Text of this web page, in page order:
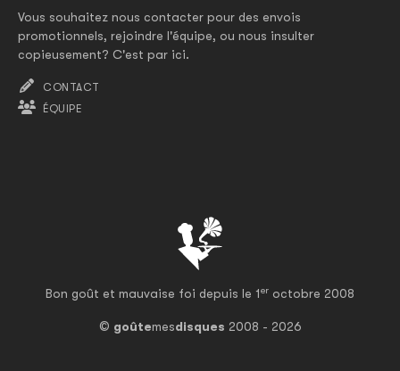
Bon goût et mauvaise foi depuis le 1er octobre 2008
© goûtemesdisques 2008 - 2026
Vous souhaitez nous contacter pour des envois
promotionnels, rejoindre l'équipe, ou nous insulter
copieusement? C'est par ici.
CONTACT
ÉQUIPE